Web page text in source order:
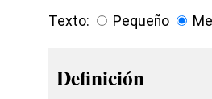
Texto: Pequeño
Definición